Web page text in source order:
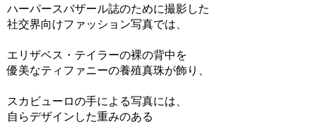
ハーパースバザール誌のために撮影した
社交界向けファッション写真では、
エリザベス・テイラーの裸の背中を
優美なティファニーの養殖真珠が飾り、
スカビューロの手による写真には、
自らデザインした重みのある